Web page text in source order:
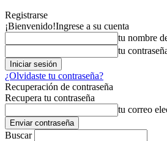
Registrarse
¡Bienvenido!Ingrese a su cuenta
tu nombre
tu
¿Olvidaste tu contraseña?
Recuperación de contraseña
Recupera tu contraseña
tu correo
Buscar